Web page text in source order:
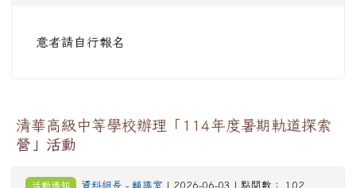
意者請自行報名
清華高級中等學校辦理「114年度暑期軌道探索
營」活動
活動通知 資料組長 - 輔導室 | 2026-06-03 | 點閱數： 102